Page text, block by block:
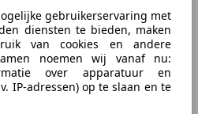
gebruikerservaring met
diensten te bieden, maken
van cookies en andere
noemen wij vanaf nu:
over apparatuur en
IP-adressen) op te slaan en te